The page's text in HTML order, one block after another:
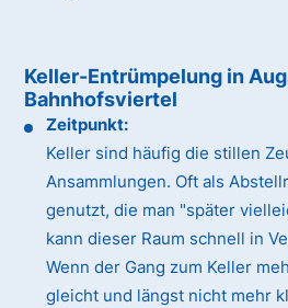
Keller-Entrümpelung in
Bahnhofsviertel
Zeitpunkt:
Keller sind häufig die stillen
Ansammlungen. Oft als
genutzt, die man "später
kann dieser Raum schnell in
Wenn der Gang zum Keller
gleicht und längst nicht mehr